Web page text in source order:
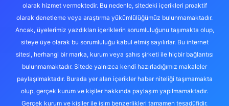
olarak hizmet vermektedir. Bu nedenle, sitedeki içerikleri proaktif
olarak denetleme veya araştırma yükümlülüğümüz bulunmamaktadır.
Ancak, üyelerimiz yazdıkları içeriklerin sorumluluğunu taşımakta olup,
siteye üye olarak bu sorumluluğu kabul etmiş sayılırlar. Bu internet
sitesi, herhangi bir marka, kurum veya şahıs şirketi ile hiçbir bağlantısı
bulunmamaktadır. Sitede yalnızca kendi hazırladığımız makaleler
paylaşılmaktadır. Burada yer alan içerikler haber niteliği taşımamakta
olup, gerçek kurum ve kişiler hakkında paylaşım yapılmamaktadır.
Gerçek kurum ve kişiler ile isim benzerlikleri tamamen tesadüfidir.